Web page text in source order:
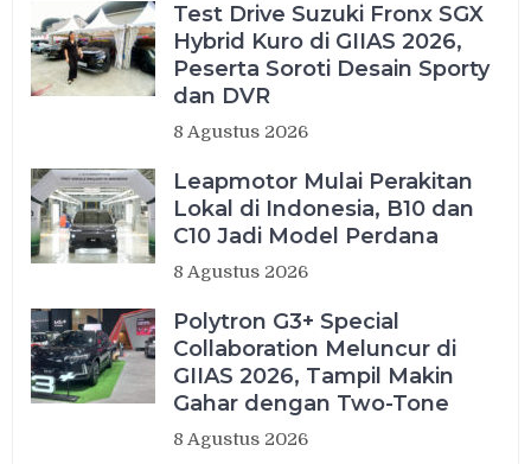
Test Drive Suzuki Fronx SGX
Hybrid Kuro di GIIAS 2026,
Peserta Soroti Desain Sporty
dan DVR
8 Agustus 2026
Leapmotor Mulai Perakitan
Lokal di Indonesia, B10 dan
C10 Jadi Model Perdana
8 Agustus 2026
Polytron G3+ Special
Collaboration Meluncur di
GIIAS 2026, Tampil Makin
Gahar dengan Two-Tone
8 Agustus 2026